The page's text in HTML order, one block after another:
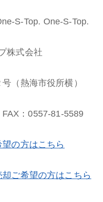
S-Top. One-S-Top.
株式会社
号（熱海市役所横）
：0557-81-5589
の方はこちら
ご希望の方はこちら